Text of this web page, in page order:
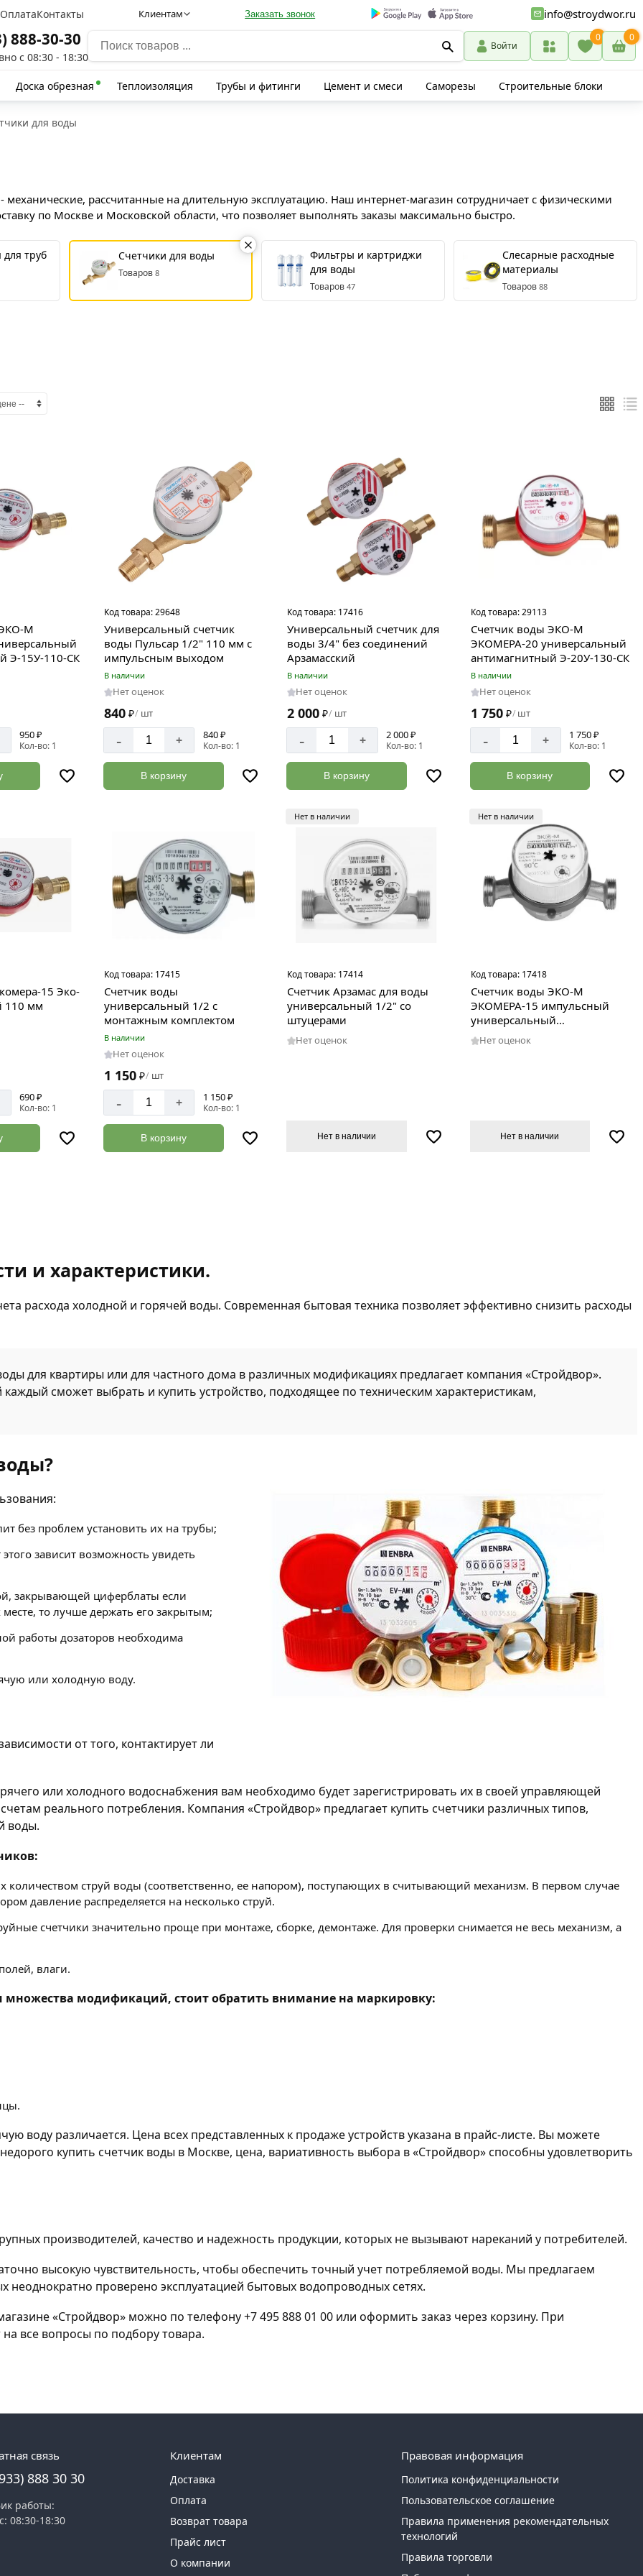
ОплатаКонтакты Клиентам Заказать звонок info@stroydwor.ru
888-30-30
с 08:30 - 18:30
Войти
0 0
Доска обрезная Теплоизоляция Трубы и фитинги Цемент и смеси Саморезы Строительные блоки
для воды
рассчитанные на длительную эксплуатацию. Наш интернет-магазин сотрудничает с физическими
по Москве и Московской области, что позволяет выполнять заказы максимально быстро.
для труб Счетчики для воды
Товаров 8
Фильтры и картриджи
для воды
Товаров 47
Слесарные расходные
материалы
Товаров 88
М
Э-15У-110-СК
950 ₽
Кол-во: 1
Код товара:29648
Универсальный счетчик
воды Пульсар 1/2" 110 мм с
импульсным выходом
В наличии
Нет оценок
840 ₽/ шт
- + 840 ₽
Кол-во: 1
В корзину
Код товара: 17416
Универсальный счетчик для
воды 3/4" без соединений
Арзамасский
В наличии
Нет оценок
2 000 ₽/ шт
- + 2 000 ₽
Кол-во: 1
В корзину
Код товара:29113
Счетчик воды ЭКО-М
ЭКОМЕРА-20 универсальный
антимагнитный Э-20У-130-СК
В наличии
Нет оценок
1 750 ₽/ шт
- + 1 750 ₽
Кол-во: 1
В корзину
15 Эко-
110 мм
690 ₽
Кол-во: 1
Код товара: 17415
Счетчик воды
универсальный 1/2 с
монтажным комплектом
В наличии
Нет оценок
1 150 ₽/ шт
- + 1 150 ₽
Кол-во: 1
В корзину
Нет в наличии
Код товара: 17414
Счетчик Арзамас для воды
универсальный 1/2" со
штуцерами
Нет оценок
Нет в наличии
Нет в наличии
Код товара: 17418
Счетчик воды ЭКО-М
ЭКОМЕРА-15 импульсный
универсальный
антимагнитный Э-15УИ-110-
СК
Нет оценок
Нет в наличии
и характеристики.
расхода холодной и горячей воды. Современная бытовая техника позволяет эффективно снизить расходы
для квартиры или для частного дома в различных модификациях предлагает компания «Стройдвор».
сможет выбрать и купить устройство, подходящее по техническим характеристикам,
без проблем установить их на трубы;
зависит возможность увидеть
закрывающей циферблаты если
то лучше держать его закрытым;
работы дозаторов необходима
или холодную воду.
от того, контактирует ли
или холодного водоснабжения вам необходимо будет зарегистрировать их в своей управляющей
реального потребления. Компания «Стройдвор» предлагает купить счетчики различных типов,
воды.
количеством струй воды (соответственно, ее напором), поступающих в считывающий механизм. В первом случае
давление распределяется на несколько струй.
счетчики значительно проще при монтаже, сборке, демонтаже. Для проверки снимается не весь механизм, а
влаги.
множества модификаций, стоит обратить внимание на маркировку:
воду различается. Цена всех представленных к продаже устройств указана в прайс-листе. Вы можете
купить счетчик воды в Москве, цена, вариативность выбора в «Стройдвор» способны удовлетворить
производителей, качество и надежность продукции, которых не вызывают нареканий у потребителей.
высокую чувствительность, чтобы обеспечить точный учет потребляемой воды. Мы предлагаем
неоднократно проверено эксплуатацией бытовых водопроводных сетях.
«Стройдвор» можно по телефону +7 495 888 01 00 или оформить заказ через корзину. При
все вопросы по подбору товара.
связь
888 30 30
работы:
08:30-18:30
Клиентам
Доставка
Оплата
Возврат товара
Прайс лист
О компании
Правовая информация
Политика конфиденциальности
Пользовательское соглашение
Правила применения рекомендательных
технологий
Правила торговли